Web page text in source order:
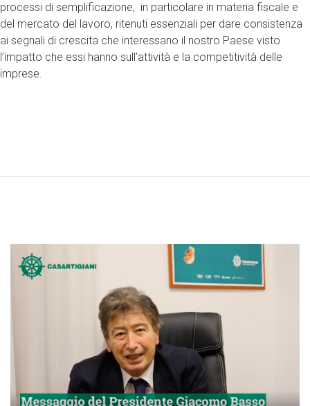
processi di semplificazione, in particolare in materia fiscale e
del mercato del lavoro, ritenuti essenziali per dare consistenza
ai segnali di crescita che interessano il nostro Paese visto
l’impatto che essi hanno sull’attività e la competitività delle
imprese.